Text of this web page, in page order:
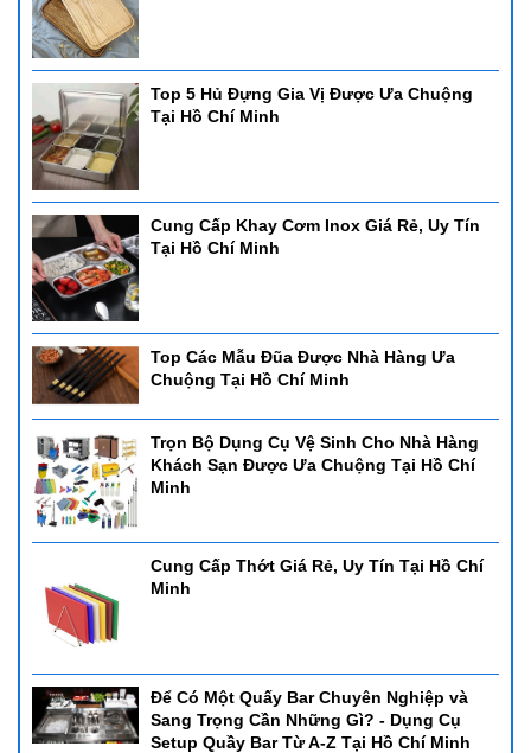
Top 5 Hủ Đựng Gia Vị Được Ưa Chuộng
Tại Hồ Chí Minh
Cung Cấp Khay Cơm Inox Giá Rẻ, Uy Tín
Tại Hồ Chí Minh
Top Các Mẫu Đũa Được Nhà Hàng Ưa
Chuộng Tại Hồ Chí Minh
Trọn Bộ Dụng Cụ Vệ Sinh Cho Nhà Hàng
Khách Sạn Được Ưa Chuộng Tại Hồ Chí
Minh
Cung Cấp Thớt Giá Rẻ, Uy Tín Tại Hồ Chí
Minh
Để Có Một Quấy Bar Chuyên Nghiệp và
Sang Trọng Cần Những Gì? - Dụng Cụ
Setup Quầy Bar Từ A-Z Tại Hồ Chí Minh